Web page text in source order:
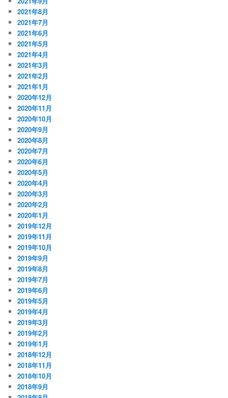
2021年8月
2021年7月
2021年6月
2021年5月
2021年4月
2021年3月
2021年2月
2021年1月
2020年12月
2020年11月
2020年10月
2020年9月
2020年8月
2020年7月
2020年6月
2020年5月
2020年4月
2020年3月
2020年2月
2020年1月
2019年12月
2019年11月
2019年10月
2019年9月
2019年8月
2019年7月
2019年6月
2019年5月
2019年4月
2019年3月
2019年2月
2019年1月
2018年12月
2018年11月
2018年10月
2018年9月